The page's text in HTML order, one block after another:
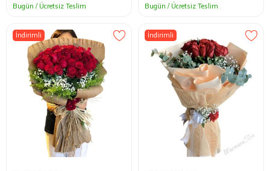
Bugün / Ücretsiz Teslim Bugün / Ücretsiz Teslim
İndirimli İndirimli